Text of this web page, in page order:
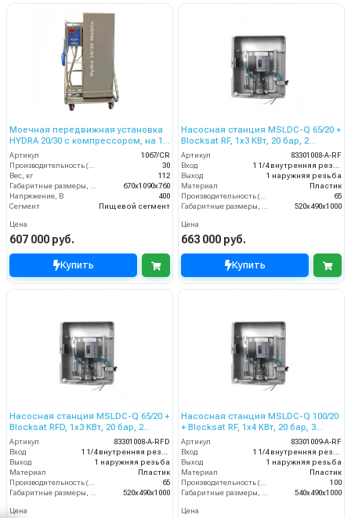
Моечная передвижная установка
HYDRA 20/30 с компрессором, на 1
оператора, 20 бар, 30 л/мин.
Артикул
1067/CR
Производительность (л/мин)
30
Вес, кг
112
Габаритные размеры, мм
670x1090x760
Напряжение, В
400
Сегмент
Пищевой сегмент
Цена
607 000 руб.
Купить
Насосная станция MSLDC-Q 65/20 +
Blocksat RF, 1x3 КВт, 20 бар, 2
пользователя
Артикул
83301008-A-RF
Вход
1 1/4 внутренняя резьба
Выход
1 наружняя резьба
Материал
Пластик
Производительность (л/мин)
65
Габаритные размеры, мм
520x490x1000
Цена
663 000 руб.
Купить
Насосная станция MSLDC-Q 65/20 +
Blocksat RFD, 1x3 КВт, 20 бар, 2
пользователя
Артикул
83301008-A-RFD
Вход
Выход
1 наружняя резьба
Материал
Пластик
65
520x490x1000
Цена
Насосная станция MSLDC-Q 100/20
+ Blocksat RF, 1x4 КВт, 20 бар, 3
пользователя
Артикул
83301009-A-RF
Вход
Выход
1 наружняя резьба
Материал
Пластик
100
540x490x1000
Цена